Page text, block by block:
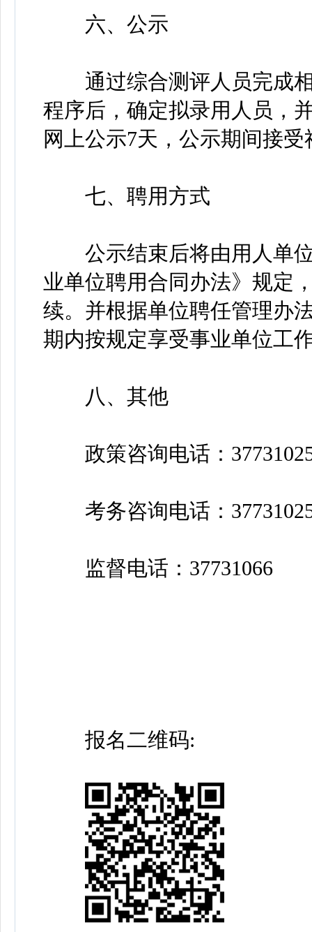
六、公示
通过综合测评人员完成相
程序后，确定拟录用人员，
网上公示7天，公示期间接受
七、聘用方式
公示结束后将由用人单位
业单位聘用合同办法》规定
续。并根据单位聘任管理办
期内按规定享受事业单位工
八、其他
政策咨询电话：37731025
考务咨询电话：37731025
监督电话：37731066
报名二维码: